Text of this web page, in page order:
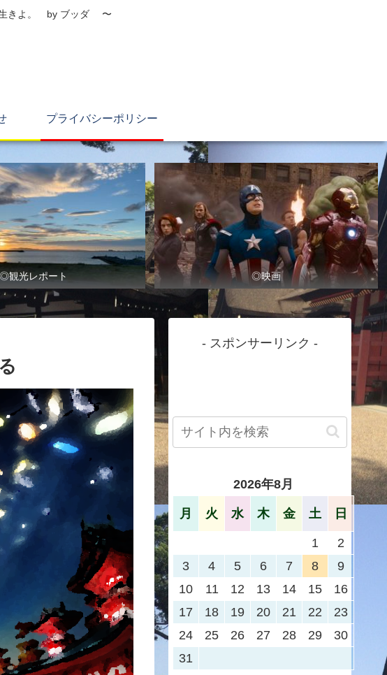
生きよ。 by ブッダ 〜
プライバシーポリシー
◎観光レポート ◎映画
- スポンサーリンク -
2026年8月
月 火 水 木 金 土 日
1
2
3
4 5 6 7 8
9
10
11 12 13 14 15
16
17
18 19 20 21 22
23
24
25 26 27 28 29
30
31